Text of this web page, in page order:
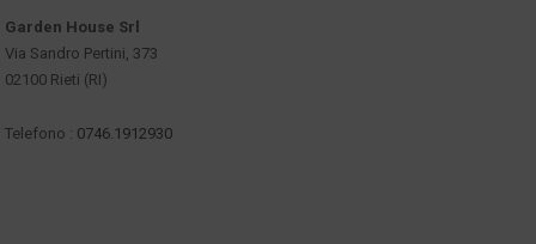
Garden House Srl
Via Sandro Pertini, 373
02100 Rieti (RI)
Telefono : 0746.1912930